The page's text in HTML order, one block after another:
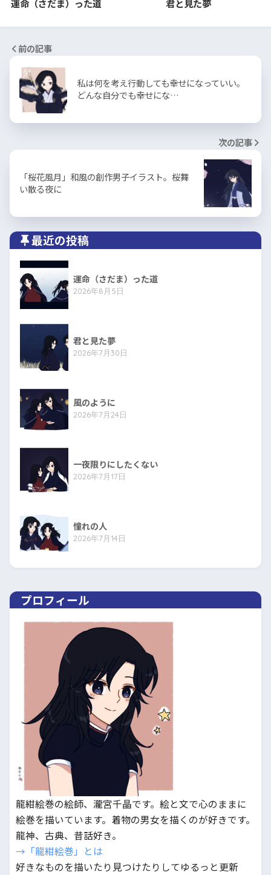
運命（さだま）った道 君と見た夢
前の記事
私は何を考え行動しても幸せになっていい。
どんな自分でも幸せにな…
次の記事
「桜花風月」和風の創作男子イラスト。桜舞
い散る夜に
最近の投稿
運命（さだま）った道
2026年8月5日
君と見た夢
2026年7月30日
風のように
2026年7月24日
一夜限りにしたくない
2026年7月17日
憧れの人
2026年7月14日
プロフィール
龍紺絵巻の絵師、瀧宮千晶です。絵と文で心のままに
絵巻を描いています。着物の男女を描くのが好きです。
龍神、古典、昔話好き。
→「龍紺絵巻」とは
好きなものを描いたり見つけたりしてゆるっと更新